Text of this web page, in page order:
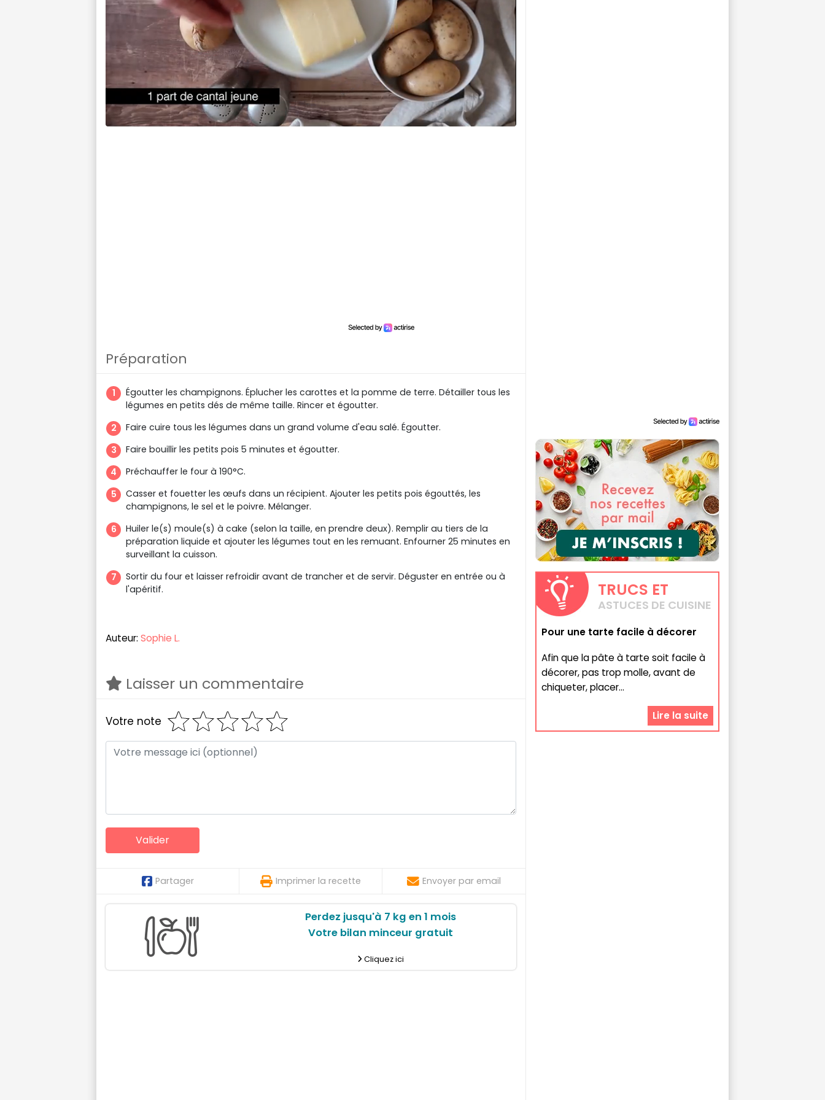
Préparation
Égoutter les champignons. Éplucher les carottes et la pomme de terre. Détailler tous les
légumes en petits dés de même taille. Rincer et égoutter.
Faire cuire tous les légumes dans un grand volume d'eau salé. Égoutter.
Faire bouillir les petits pois 5 minutes et égoutter.
Préchauffer le four à 190°C.
Casser et fouetter les œufs dans un récipient. Ajouter les petits pois égouttés, les
champignons, le sel et le poivre. Mélanger.
Huiler le(s) moule(s) à cake (selon la taille, en prendre deux). Remplir au tiers de la
préparation liquide et ajouter les légumes tout en les remuant. Enfourner 25 minutes en
surveillant la cuisson.
Sortir du four et laisser refroidir avant de trancher et de servir. Déguster en entrée ou à
l'apéritif.
Auteur: Sophie L.
Laisser un commentaire
Votre note
Partager Imprimer la recette Envoyer par email
Perdez jusqu'à 7 kg en 1 mois
Votre bilan minceur gratuit
Cliquez ici
TRUCS ET
ASTUCES DE CUISINE
Pour une tarte facile à décorer
Afin que la pâte à tarte soit facile à
décorer, pas trop molle, avant de
chiqueter, placer...
Lire la suite